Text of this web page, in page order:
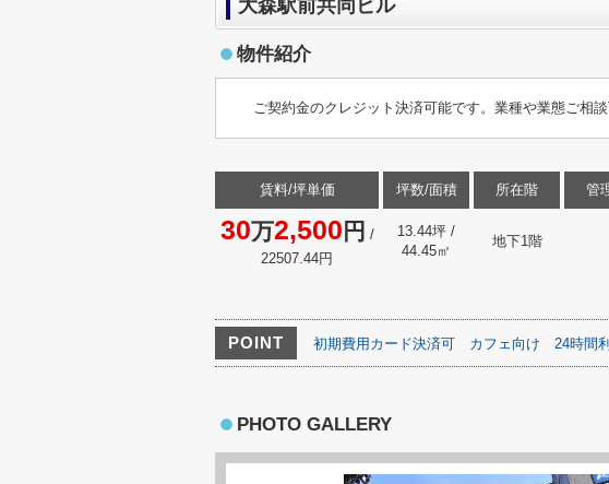
大森駅前共同ビル
物件紹介
ご契約金のクレジット決済可能です。業種や業態ご相談
賃料/坪単価
30万2,500 円 /
22507.44円
坪数/面積
13.44坪 /
44.45㎡
所在階
地下1階
管
POINT 初期費用カード決済可 カフェ向け 24時間
PHOTO GALLERY